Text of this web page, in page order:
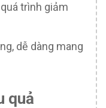
trình giảm
dễ dàng mang
quả